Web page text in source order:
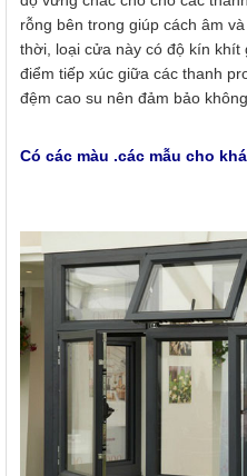
rỗng bên trong giúp cách âm
thời, loại cửa này có độ kín khít
điểm tiếp xúc giữa các thanh
đệm cao su nên đảm bảo
Có các màu .các mẫu cho